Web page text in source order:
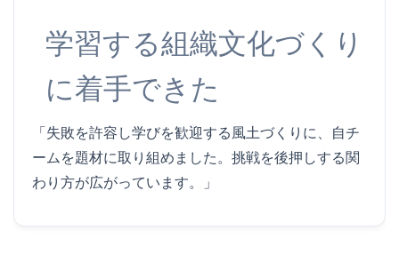
学習する組織文化づくり
に着手できた
「失敗を許容し学びを歓迎する風土づくりに、自チ
ームを題材に取り組めました。挑戦を後押しする関
わり方が広がっています。」